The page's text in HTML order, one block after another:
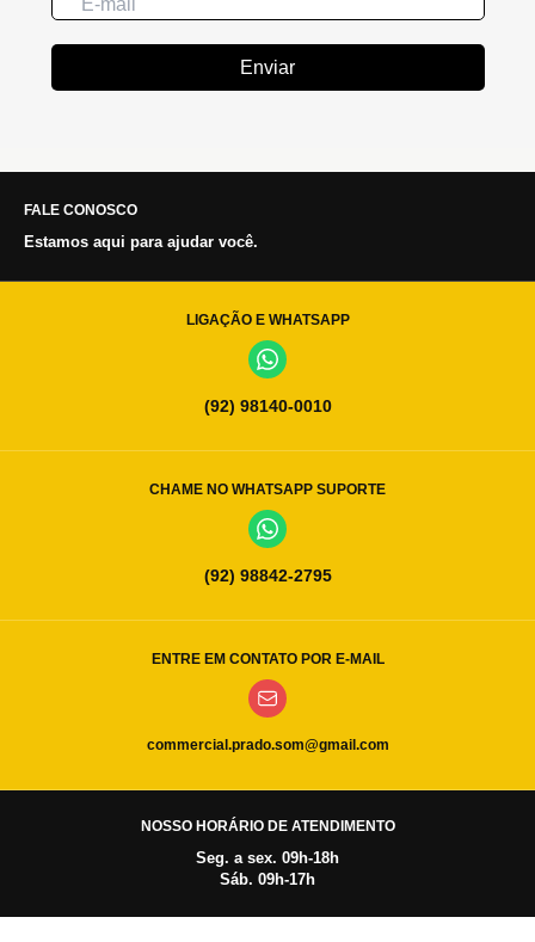
Enviar
FALE CONOSCO
Estamos aqui para ajudar você.
LIGAÇÃO E WHATSAPP
(92) 98140-0010
CHAME NO WHATSAPP SUPORTE
(92) 98842-2795
ENTRE EM CONTATO POR E-MAIL
commercial.prado.som@gmail.com
NOSSO HORÁRIO DE ATENDIMENTO
Seg. a sex. 09h-18h
Sáb. 09h-17h